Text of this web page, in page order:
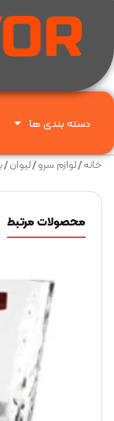
دسته بندی ها
خانه/لوازم سرو/لیوان/
محصولات مرتبط